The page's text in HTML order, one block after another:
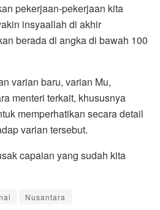
pekerjaan-pekerjaan kita
insyaallah di akhir
berada di angka di bawah 100
varian baru, varian Mu,
menteri terkait, khususnya
memperhatikan secara detail
varian tersebut.
capaian yang sudah kita
Nusantara